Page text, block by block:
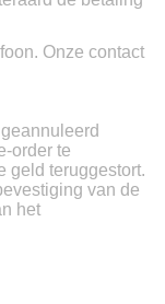
Onze contact
order te
geld teruggestort.
van de
het